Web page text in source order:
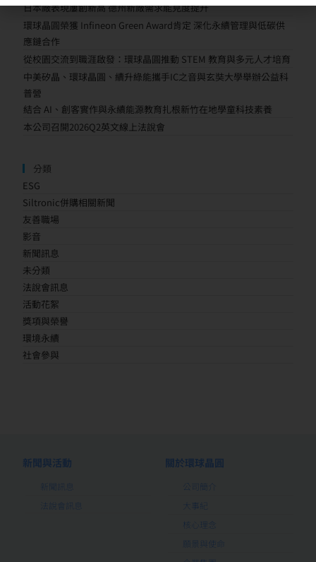
日本廠表現屢創新高 德州新廠需求能見度提升
環球晶圓榮獲 Infineon Green Award肯定 深化永續管理與低碳供
應鏈合作
從校園交流到職涯啟發：環球晶圓推動 STEM 教育與多元人才培育
中美矽晶、環球晶圓、續升綠能攜手IC之音與玄奘大學舉辦公益科
普營
結合 AI、創客實作與永續能源教育扎根新竹在地學童科技素養
本公司召開2026Q2英文線上法說會
分類
ESG
Siltronic併購相關新聞
友善職場
影音
新聞訊息
未分類
法說會訊息
活動花絮
獎項與榮譽
環境永續
社會參與
新聞與活動
新聞訊息
法說會訊息
關於環球晶圓
公司簡介
大事紀
核心理念
願景與使命